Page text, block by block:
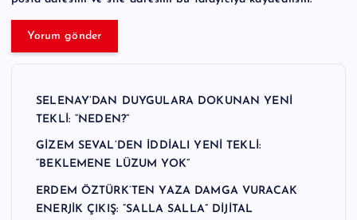
SELENAY’DAN DUYGULARA DOKUNAN YENİ
TEKLİ: “NEDEN?”
GİZEM SEVAL’DEN İDDİALI YENİ TEKLİ:
“BEKLEMENE LÜZUM YOK”
ERDEM ÖZTÜRK’TEN YAZA DAMGA VURACAK
ENERJİK ÇIKIŞ: “SALLA SALLA” DİJİTAL